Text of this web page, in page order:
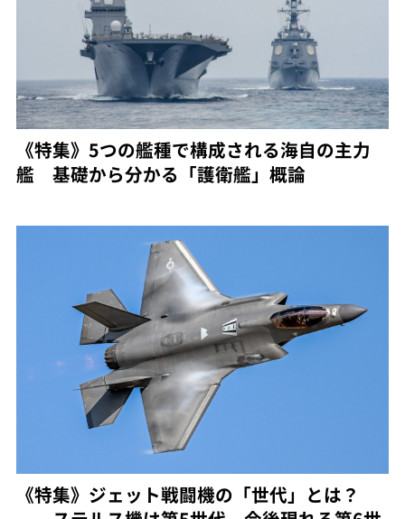
《特集》5つの艦種で構成される海自の主力
艦 基礎から分かる「護衛艦」概論
《特集》ジェット戦闘機の「世代」とは？